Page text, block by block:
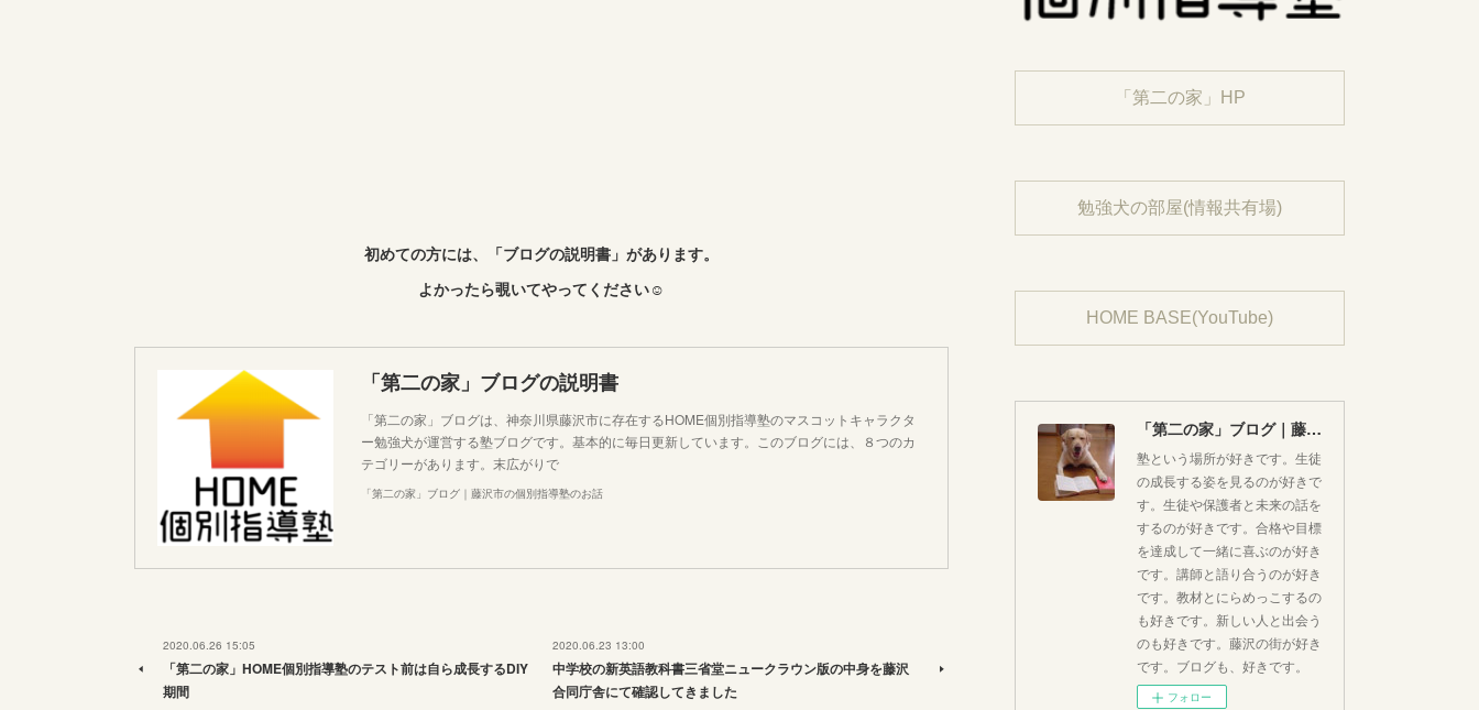
初めての方には、「ブログの説明書」があります。
よかったら覗いてやってください☺︎
「第二の家」ブログの説明書
「第二の家」ブログは、神奈川県藤沢市に存在するHOME個別指導塾のマスコットキャラクタ
ー勉強犬が運営する塾ブログです。基本的に毎日更新しています。このブログには、８つのカ
テゴリーがあります。末広がりで
「第二の家」ブログ｜藤沢市の個別指導塾のお話
2020.06.26 15:05
「第二の家」HOME個別指導塾のテスト前は自ら成長するDIY
期間
2020.06.23 13:00
中学校の新英語教科書三省堂ニュークラウン版の中身を藤沢
合同庁舎にて確認してきました
「第二の家」HP
勉強犬の部屋(情報共有場)
HOME BASE(YouTube)
「第二の家」ブログ｜藤沢市の個別指導塾のお話
塾という場所が好きです。生徒
の成長する姿を見るのが好きで
す。生徒や保護者と未来の話を
するのが好きです。合格や目標
を達成して一緒に喜ぶのが好き
です。講師と語り合うのが好き
です。教材とにらめっこするの
も好きです。新しい人と出会う
のも好きです。藤沢の街が好き
です。ブログも、好きです。
フォロー